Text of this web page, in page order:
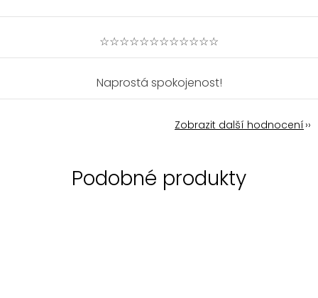
☆☆☆☆☆☆☆☆☆☆☆☆
Naprostá spokojenost!
Zobrazit další hodnocení